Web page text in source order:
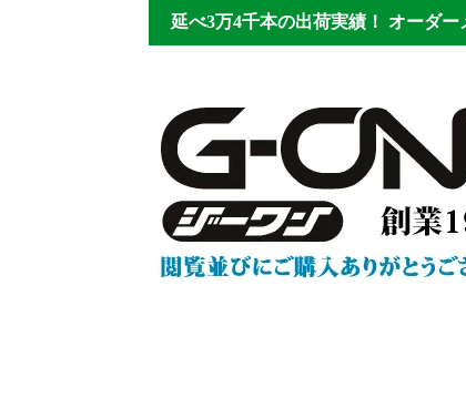
延べ3万4千本の出荷実績！ オーダー